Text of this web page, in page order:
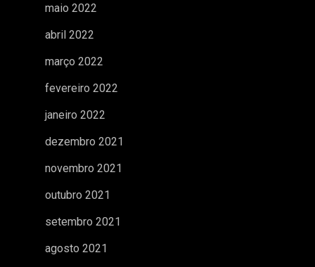
maio 2022
abril 2022
março 2022
fevereiro 2022
janeiro 2022
dezembro 2021
novembro 2021
outubro 2021
setembro 2021
agosto 2021